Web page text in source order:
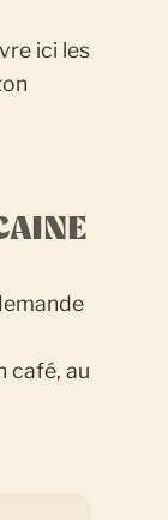
ici les
café, au